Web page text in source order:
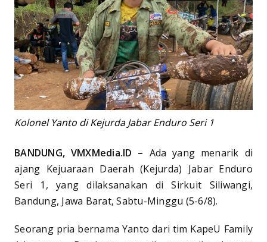
Kolonel Yanto di Kejurda Jabar Enduro Seri 1
BANDUNG, VMXMedia.ID – Ada yang menarik di
ajang Kejuaraan Daerah (Kejurda) Jabar Enduro
Seri 1, yang dilaksanakan di Sirkuit Siliwangi,
Bandung, Jawa Barat, Sabtu-Minggu (5-6/8).
Seorang pria bernama Yanto dari tim KapeU Family